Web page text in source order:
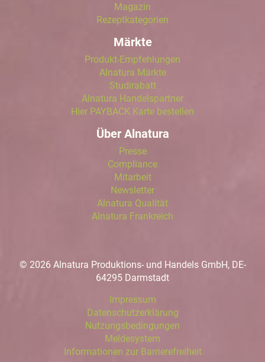
Magazin
Rezeptkategorien
Märkte
Produkt-Empfehlungen
Alnatura Märkte
Studirabatt
Alnatura Handelspartner
Hier PAYBACK Karte bestellen
Über Alnatura
Presse
Compliance
Mitarbeit
Newsletter
Alnatura Qualität
Alnatura Frankreich
© 2026 Alnatura Produktions- und Handels GmbH, DE-
64295 Darmstadt
Impressum
Datenschutzerklärung
Nutzungsbedingungen
Meldesystem
Informationen zur Barrierefreiheit